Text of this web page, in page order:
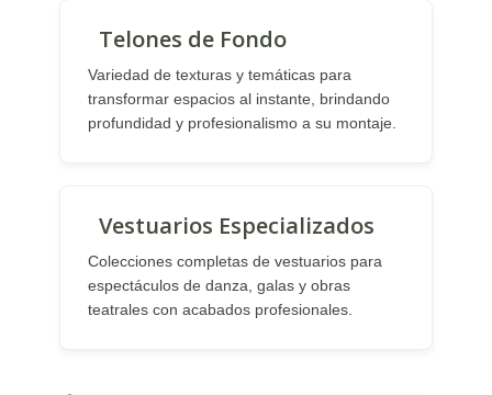
Telones de Fondo
Variedad de texturas y temáticas para
transformar espacios al instante, brindando
profundidad y profesionalismo a su montaje.
Vestuarios Especializados
Colecciones completas de vestuarios para
espectáculos de danza, galas y obras
teatrales con acabados profesionales.